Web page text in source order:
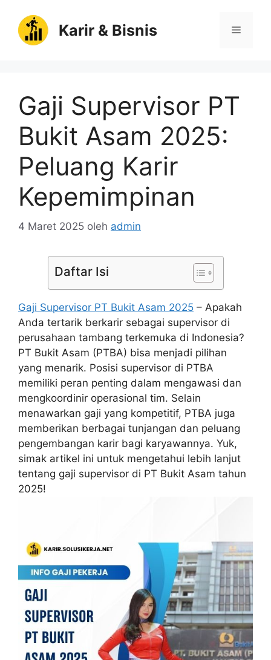
Karir & Bisnis Menu
Gaji Supervisor PT
Bukit Asam 2025:
Peluang Karir
Kepemimpinan
4 Maret 2025 oleh admin
Daftar Isi
Gaji Supervisor PT Bukit Asam 2025 – Apakah
Anda tertarik berkarir sebagai supervisor di
perusahaan tambang terkemuka di Indonesia?
PT Bukit Asam (PTBA) bisa menjadi pilihan
yang menarik. Posisi supervisor di PTBA
memiliki peran penting dalam mengawasi dan
mengkoordinir operasional tim. Selain
menawarkan gaji yang kompetitif, PTBA juga
memberikan berbagai tunjangan dan peluang
pengembangan karir bagi karyawannya. Yuk,
simak artikel ini untuk mengetahui lebih lanjut
tentang gaji supervisor di PT Bukit Asam tahun
2025!